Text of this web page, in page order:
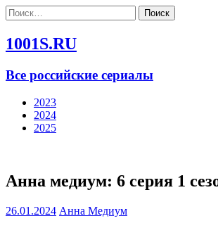
Найти:
1001S.RU
Все российские сериалы
2023
2024
2025
Анна медиум: 6 серия 1
26.01.2024 Анна Медиум